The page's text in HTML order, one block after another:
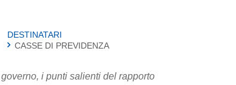
DESTINATARI
CASSE DI PREVIDENZA
i punti salienti del rapporto